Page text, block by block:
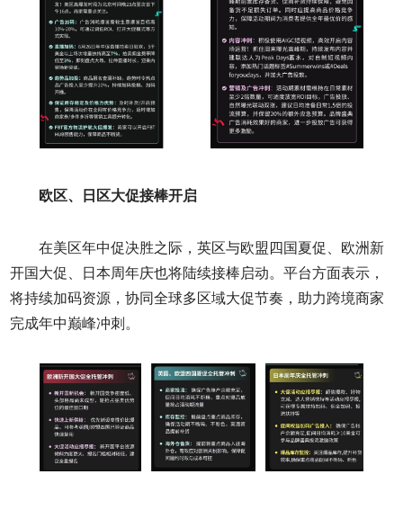
欧区、日区大促接棒开启
在美区年中促决胜之际，英区与欧盟四国夏促、欧洲新
开国大促、日本周年庆也将陆续接棒启动。平台方面表示，
将持续加码资源，协同全球多区域大促节奏，助力跨境商家
完成年中巅峰冲刺。